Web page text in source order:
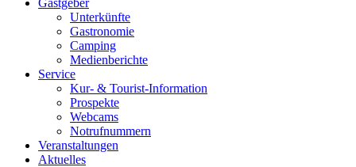
Gast­ge­ber
Unter­künf­te
Gas­tro­no­mie
Cam­ping
Medi­en­be­rich­te
Ser­vice
Kur- & Tourist-Information
Pro­spek­te
Web­cams
Not­ruf­num­mern
Ver­an­stal­tun­gen
Aktu­el­les